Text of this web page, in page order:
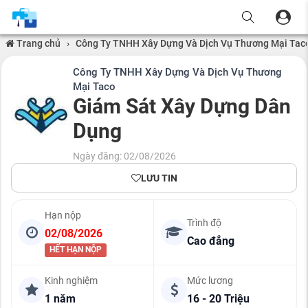
Trang chủ › Công Ty TNHH Xây Dựng Và Dịch Vụ Thương Mại
Công Ty TNHH Xây Dựng Và Dịch Vụ Thương
Mại Taco
Giám Sát Xây Dựng Dân
Dụng
Ngày đăng: 02/08/2026
LƯU TIN
Hạn nộp
02/08/2026
HẾT HẠN NỘP
Trình độ
Cao đẳng
Kinh nghiệm
1 năm
Mức lương
16 - 20 Triệu